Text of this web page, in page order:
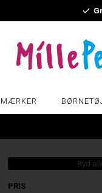
MÆRKER
Ryd
PRIS